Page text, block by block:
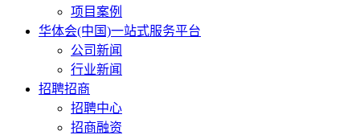
项目案例
华体会(中国)一站式服务平台
公司新闻
行业新闻
招聘招商
招聘中心
招商融资